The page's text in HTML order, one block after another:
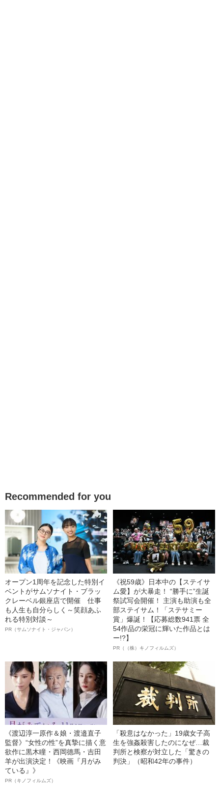
Recommended for you
オープン1周年を記念した特別イ
ベントがサムソナイト・ブラッ
クレーベル銀座店で開催 仕事
も人生も自分らしく～笑顔あふ
れる特別対談～
PR（サムソナイト・ジャパン）
《祝59歳》日本中の【ステイサ
ム愛】が大暴走！ “勝手に”生誕
祭試写会開催！ 主演も助演も全
部ステイサム！「ステサミー
賞」爆誕！【応募総数941票 全
54作品の栄冠に輝いた作品とは
ー!?】
PR（（株）キノフィルムズ）
《渡辺淳一原作＆娘・渡邉直子
監督》“女性の性”を真摯に描く意
欲作に黒木瞳・西岡德馬・吉田
羊が出演決定！《映画『月がみ
ている』》
PR（キノフィルムズ）
「殺意はなかった」19歳女子高
生を強姦殺害したのになぜ…裁
判所と検察が対立した「驚きの
判決」（昭和42年の事件）